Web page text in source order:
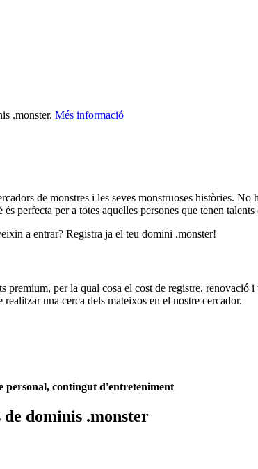
.monster. Més informació
de monstres i les seves monstruoses històries.
perfecta per a totes aquelles persones que tenen
a entrar? Registra ja el teu domini .monster!
premium, per la qual cosa el cost de registre, renovació
una cerca dels mateixos en el nostre cercador.
personal, contingut d'entreteniment
dominis .monster